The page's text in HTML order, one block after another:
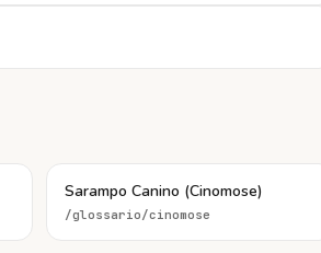
Sarampo Canino (Cinomose)
/glossario/cinomose